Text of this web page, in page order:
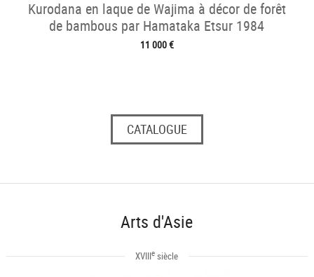
Kurodana en laque de Wajima à décor de forêt
de bambous par Hamataka Etsur 1984
11 000 €
CATALOGUE
Arts d'Asie
XVIIIe siècle